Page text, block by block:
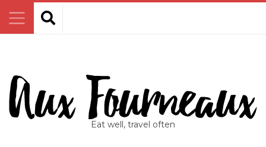
Eat well, travel often